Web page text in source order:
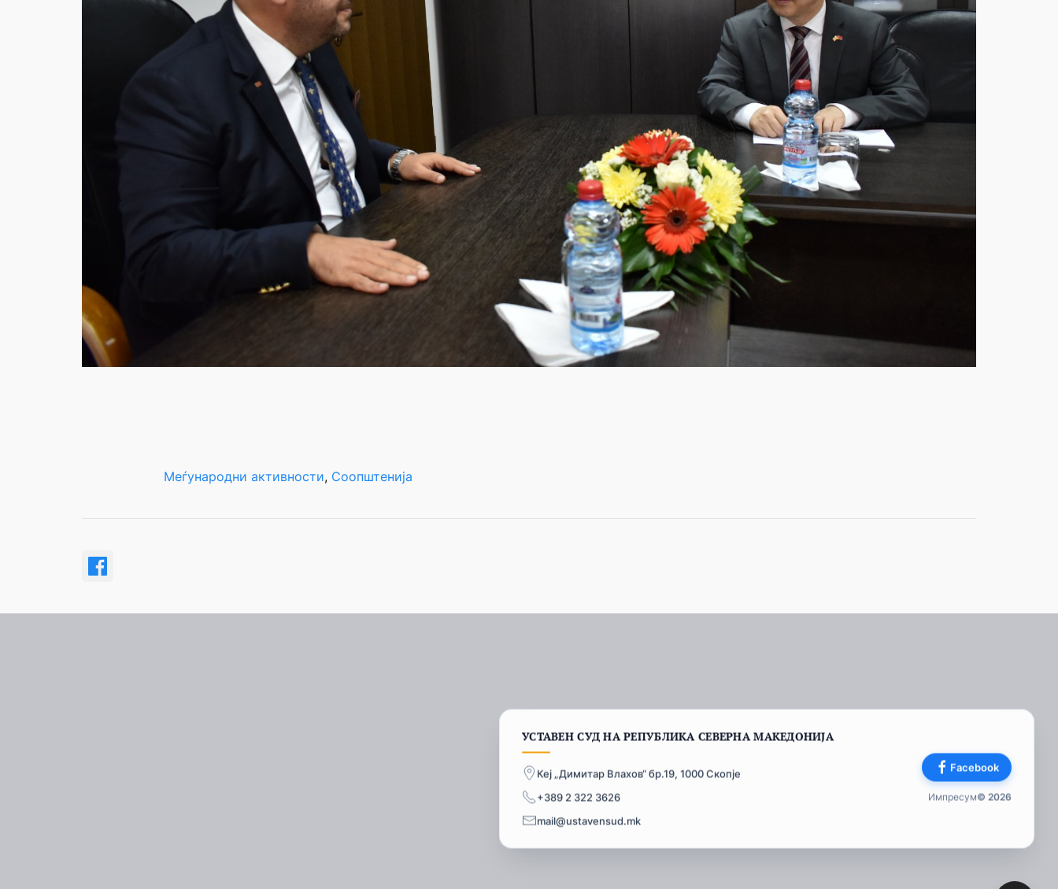
Меѓународни активности, Соопштенија
УСТАВЕН СУД НА РЕПУБЛИКА СЕВЕРНА МАКЕДОНИЈА
Кеј „Димитар Влахов“ бр.19, 1000 Скопје
+389 2 322 3626
mail@ustavensud.mk
Facebook
Импресум© 2026